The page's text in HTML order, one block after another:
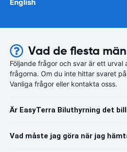
English
Vad de flesta
Följande frågor och svar är ett urval
frågorna. Om du inte hittar svaret
Vanliga frågor eller kontakta osss.
Är EasyTerra Biluthyrning det
Vad måste jag göra när jag